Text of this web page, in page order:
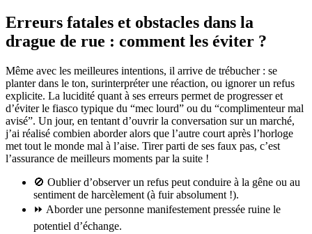
Erreurs fatales et obstacles dans la
drague de rue : comment les éviter ?
Même avec les meilleures intentions, il arrive de trébucher : se
planter dans le ton, surinterpréter une réaction, ou ignorer un refus
explicite. La lucidité quant à ses erreurs permet de progresser et
d’éviter le fiasco typique du “mec lourd” ou du “complimenteur mal
avisé”. Un jour, en tentant d’ouvrir la conversation sur un marché,
j’ai réalisé combien aborder alors que l’autre court après l’horloge
met tout le monde mal à l’aise. Tirer parti de ses faux pas, c’est
l’assurance de meilleurs moments par la suite !
🚫 Oublier d’observer un refus peut conduire à la gêne ou au
sentiment de harcèlement (à fuir absolument !).
⏩ Aborder une personne manifestement pressée ruine le
potentiel d’échange.